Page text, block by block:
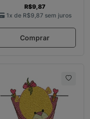
R$9,87
1x de R$9,87 sem juros
Comprar